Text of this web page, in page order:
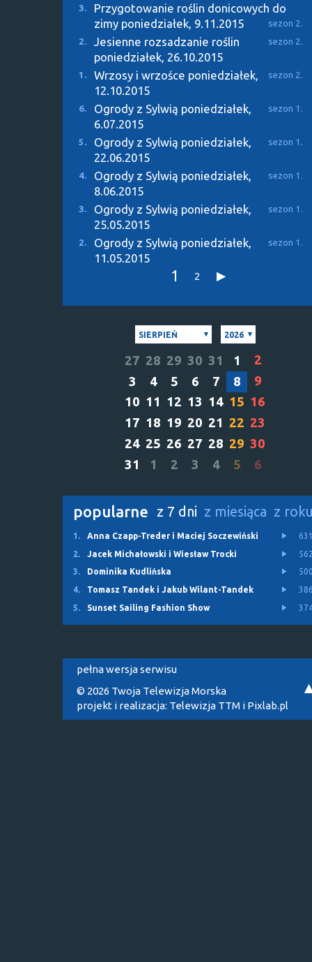
3.
Przygotowanie roślin donicowych do
zimy
sezon 2.
poniedziałek, 9.11.2015
2. Jesienne rozsadzanie roślin sezon 2.
poniedziałek, 26.10.2015
1. Wrzosy i wrzośce sezon 2.
poniedziałek,
12.10.2015
6. Ogrody z Sylwią sezon 1.
poniedziałek,
6.07.2015
5. Ogrody z Sylwią sezon 1.
poniedziałek,
22.06.2015
4. Ogrody z Sylwią sezon 1.
poniedziałek,
8.06.2015
3. Ogrody z Sylwią sezon 1.
poniedziałek,
25.05.2015
2. Ogrody z Sylwią sezon 1.
poniedziałek,
11.05.2015
1 2
SIERPIEŃ 2026
27 28 29 30 31 1
2
3
4 5 6 7 8
9
10 11 12 13 14 15 16
17 18 19 20 21 22 23
24 25 26 27 28 29 30
31
1 2 3 4 5 6
popularne z 7 dni z miesiąca z
1. Anna Czapp-Treder i Maciej Soczewiński
2.
Jacek Michałowski i Wiesław Trocki
3.
Dominika Kudlińska
4.
Tomasz Tandek i Jakub Wilant-Tandek
5.
Sunset Sailing Fashion Show
pełna wersja serwisu
© 2026 Twoja Telewizja Morska
projekt i realizacja: Telewizja TTM i Pixlab.pl